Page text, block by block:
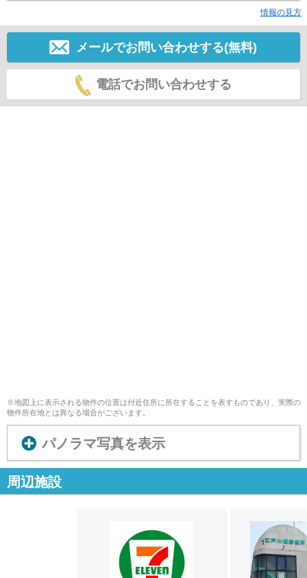
情報の見方
メールでお問い合わせする(無料)
電話でお問い合わせする
※地図上に表示される物件の位置は付近住所に所在することを表すものであり、実際の
物件所在地とは異なる場合がございます。
パノラマ写真を表示
周辺施設